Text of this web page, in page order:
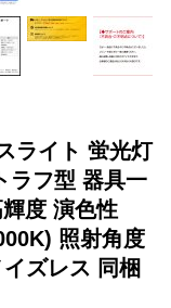
ライト 蛍光灯
ラフ型 器具一
度 演色性
照射角度
ズレス 同梱